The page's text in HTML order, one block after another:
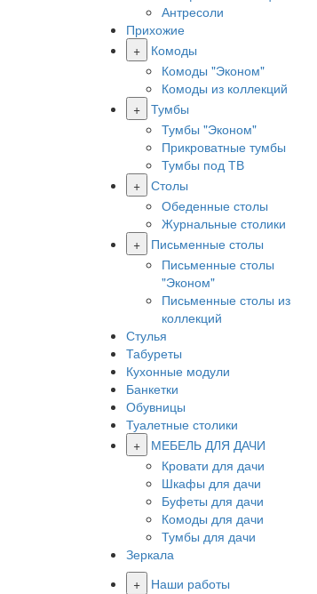
Антресоли
Прихожие
+
Комоды
Комоды "Эконом"
Комоды из коллекций
+ Тумбы
Тумбы "Эконом"
Прикроватные тумбы
Тумбы под ТВ
+ Столы
Обеденные столы
Журнальные столики
+
Письменные столы
Письменные столы
"Эконом"
Письменные столы из
коллекций
Стулья
Табуреты
Кухонные модули
Банкетки
Обувницы
Туалетные столики
+
МЕБЕЛЬ ДЛЯ ДАЧИ
Кровати для дачи
Шкафы для дачи
Буфеты для дачи
Комоды для дачи
Тумбы для дачи
Зеркала
+
Наши работы